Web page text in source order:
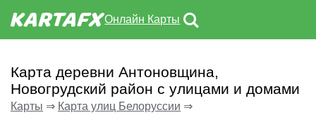
Онлайн Карты
Карта деревни Антоновщина,
Новогрудский район с улицами и домами
Карты ⇒ Карта улиц Белоруссии ⇒